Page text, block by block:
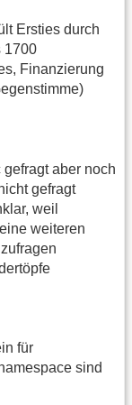
Ersties durch
1700
Finanzierung
aber noch
gefragt
weil
weiteren
für
sind